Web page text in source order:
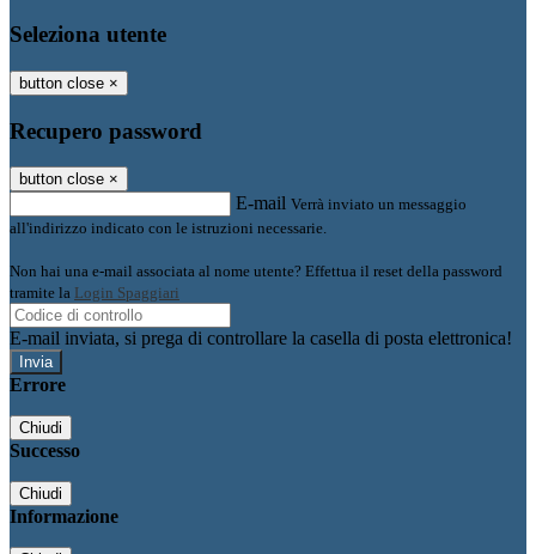
Seleziona utente
button close ×
Recupero password
button close ×
E-mail Verrà inviato un messaggio
all'indirizzo indicato con le istruzioni necessarie.
Non hai una e-mail associata al nome utente? Effettua il reset della password
tramite la Login Spaggiari
E-mail inviata, si prega di controllare la casella di posta elettronica!
Errore
Chiudi
Successo
Chiudi
Informazione